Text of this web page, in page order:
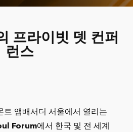
프라이빗 뎃 컨퍼
런스
트 앰배서더 서울에서 열리는
Forum에서 한국 및 전 세계